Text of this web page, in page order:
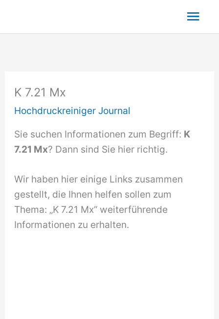
springen
K 7.21 Mx
Hochdruckreiniger Journal
Sie suchen Informationen zum Begriff: K
7.21 Mx? Dann sind Sie hier richtig.
Wir haben hier einige Links zusammen
gestellt, die Ihnen helfen sollen zum
Thema: „K 7.21 Mx“ weiterführende
Informationen zu erhalten.